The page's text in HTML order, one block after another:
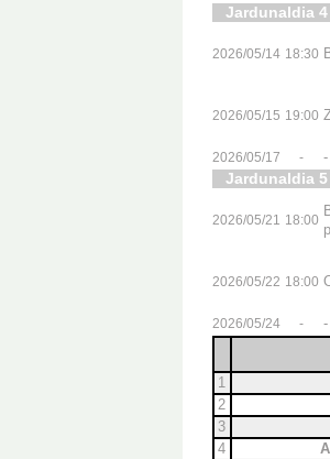
Jardunaldia 4
2026/05/14 18:30
2026/05/15 19:00
2026/05/17 - -
Jardunaldia 5
2026/05/21 18:00
2026/05/22 18:00
2026/05/24 - -
1
2
3
4